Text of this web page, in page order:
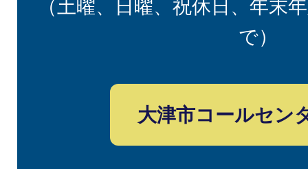
（土曜、日曜、祝休日、年末
で）
大津市コールセン